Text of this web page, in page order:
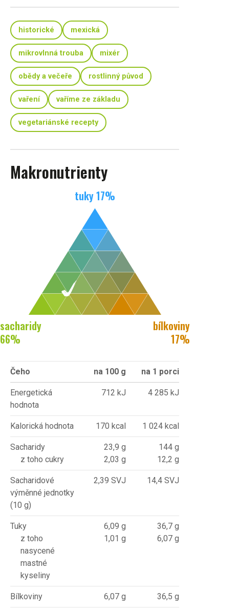
historické mexická
mikrovlnná trouba mixér
obědy a večeře rostlinný původ
vaření vaříme ze základu
vegetariánské recepty
Makronutrienty
tuky17%
sacharidy
66%
bílkoviny
17%
Čeho na 100 g na 1 porci
Energetická
hodnota
712 kJ 4 285 kJ
Kalorická hodnota 170 kcal 1 024 kcal
Sacharidy
z toho cukry
23,9 g
2,03 g
144 g
12,2 g
Sacharidové
výměnné jednotky
(10 g)
2,39 SVJ 14,4 SVJ
Tuky
z toho
nasycené
mastné
kyseliny
6,09 g
1,01 g
36,7 g
6,07 g
Bílkoviny 6,07 g 36,5 g